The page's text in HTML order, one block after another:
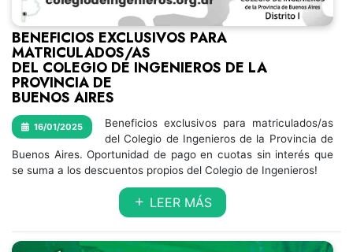
BENEFICIOS EXCLUSIVOS PARA
MATRICULADOS/AS
DEL COLEGIO DE INGENIEROS DE LA
PROVINCIA DE
BUENOS AIRES
16/01/2025
Beneficios exclusivos para matriculados/as
del Colegio de Ingenieros de la Provincia de
Buenos Aires. Oportunidad de pago en cuotas sin interés que
se suma a los descuentos propios del Colegio de Ingenieros!
LEER MÁS